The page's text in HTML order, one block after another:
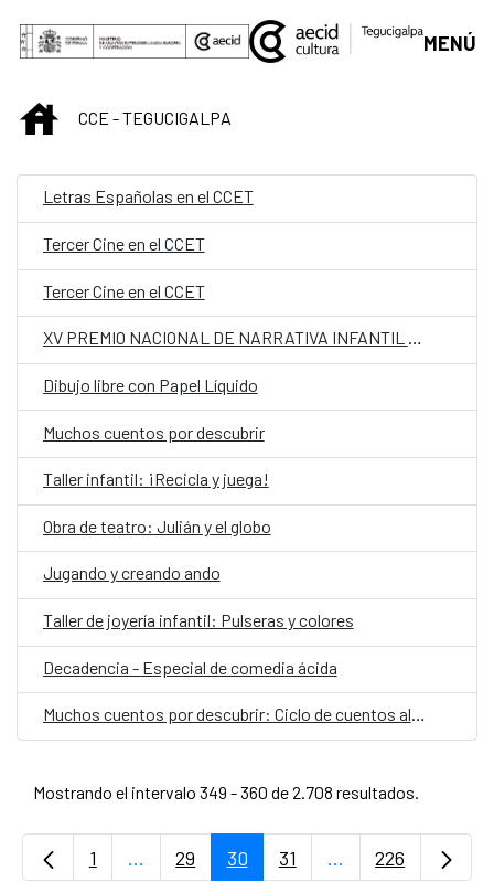
Saltar al contenido principal
MENÚ
INICIOCCE - TEGUCIGALPA
Letras Españolas en el CCET
Tercer Cine en el CCET
Tercer Cine en el CCET
XV PREMIO NACIONAL DE NARRATIVA INFANTIL Y JUVENIL
Dibujo libre con Papel Líquido
Muchos cuentos por descubrir
Taller infantil: ¡Recicla y juega!
Obra de teatro: Julián y el globo
Jugando y creando ando
Taller de joyería infantil: Pulseras y colores
Decadencia - Especial de comedia ácida
Muchos cuentos por descubrir: Ciclo de cuentos al ritmo de la tierra
Mostrando el intervalo 349 - 360 de 2.708 resultados.
Página
1 ...Páginas intermedias Use TAB para
Página
29 Página
30 Página
31 ...PáginasPágina
226